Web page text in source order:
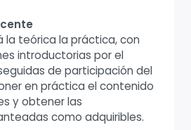
la teórica la práctica, con
introductorias por el
de participación del
en práctica el contenido
y obtener las
como adquiribles.